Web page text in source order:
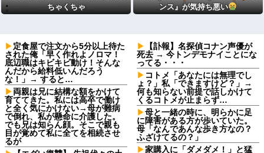
ちゃくちゃ
ンス』が気持ち悪い
定食屋で注文から5分以上待た
された俺「早く作れよノロマ！
底辺職はキビキビ動け！そんな
んだから給料低いんだろう
な！」→ すると…
両親は兄に結構な額をかけて
育ててきた。私には高卒で働け
と全く気にかけない→母が難病
で倒れ、私が懸命に介護した。
でも兄は知らん顔。そこで親も
目が覚めて私に全てを相続させ
るが
【訃報】名探偵コナン声優が
死去 → 今トンデモナイことにな
ってる・・・
コトメ「あなたには無理でし
ょ？」私「できますけど？」→
何も知らない前提で話しかけて
くるコトメが止まらず…
母と一緒の時に、明らかに足
に障害がある方が歩いていた。
母「なんであんな歩き方なの？
ふざけてるの？」
家購入に「ダメダメ！」と猛